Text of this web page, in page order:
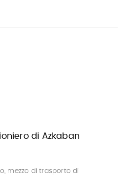
di Azkaban
mezzo di trasporto di